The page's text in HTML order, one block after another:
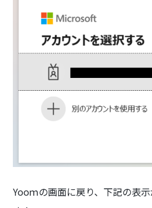
Yooｍの画面に戻り、下記の表